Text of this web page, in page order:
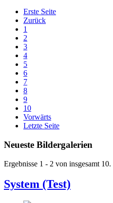
Erste Seite
Zurück
1
2
3
4
5
6
7
8
9
10
Vorwärts
Letzte Seite
Neueste Bildergalerien
Ergebnisse 1 - 2 von insgesamt 10.
System (Test)